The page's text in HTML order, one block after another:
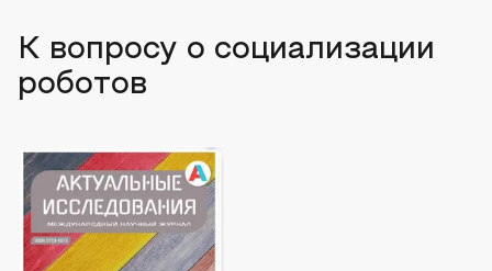
К вопросу о социализации
роботов